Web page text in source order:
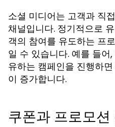
소셜 미디어는 고객과 직
채널입니다. 정기적으로
객의 참여를 유도하는 프
일 수 있습니다. 예를 들
유하는 캠페인을 진행하
이 증가합니다.
쿠폰과 프로모